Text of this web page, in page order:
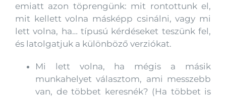
emiatt azon töprengünk: mit rontottunk el,
mit kellett volna másképp csinálni, vagy mi
lett volna, ha… típusú kérdéseket teszünk fel,
és latolgatjuk a különböző verziókat.
Mi lett volna, ha mégis a másik
munkahelyet választom, ami messzebb
van, de többet keresnék? (Ha többet is